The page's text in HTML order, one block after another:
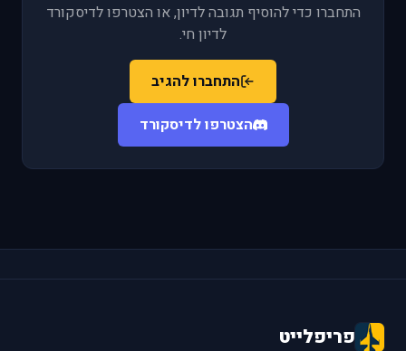
התחברו כדי להוסיף תגובה לדיון, או הצטרפו לדיסקורד
לדיון חי.
התחברו להגיב
הצטרפו לדיסקורד
פריפלייט